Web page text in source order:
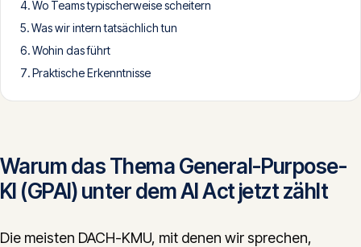
CONTACT
info@innopulse.io+41 79 508 28 06
Gotthardstrasse 30, 6300 Zug
Wo Teams typischerweise scheitern
Was wir intern tatsächlich tun
Wohin das führt
Praktische Erkenntnisse
Warum das Thema General-Purpose-
KI (GPAI) unter dem AI Act jetzt zählt
Die meisten DACH-KMU, mit denen wir sprechen,